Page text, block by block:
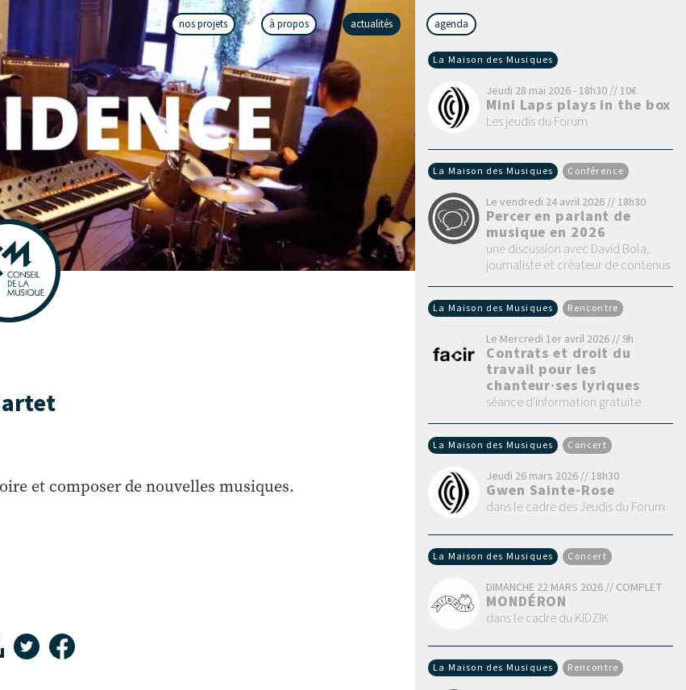
nos projets à propos actualités agenda
et composer de nouvelles musiques.
La Maison des Musiques
Jeudi 28 mai 2026 - 18h30 // 10€
Mini Laps plays in the box
Les jeudis du Forum
La Maison des Musiques Conférence
Le vendredi 24 avril 2026 // 18h30
Percer en parlant de
musique en 2026
une discussion avec David Bola,
journaliste et créateur de contenus
La Maison des Musiques Rencontre
Le Mercredi 1er avril 2026 // 9h
Contrats et droit du
travail pour les
chanteur·ses lyriques
séance d'information gratuite
La Maison des Musiques Concert
Jeudi 26 mars 2026 // 18h30
Gwen Sainte-Rose
dans le cadre des Jeudis du Forum
La Maison des Musiques Concert
DIMANCHE 22 MARS 2026 // COMPLET
MONDÉRON
dans le cadre du KIDZIK
La Maison des Musiques Rencontre